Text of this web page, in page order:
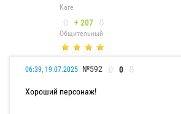
Каге
+ 207
Общительный
06:39, 19.07.2025 №592 0
Хороший персонаж!